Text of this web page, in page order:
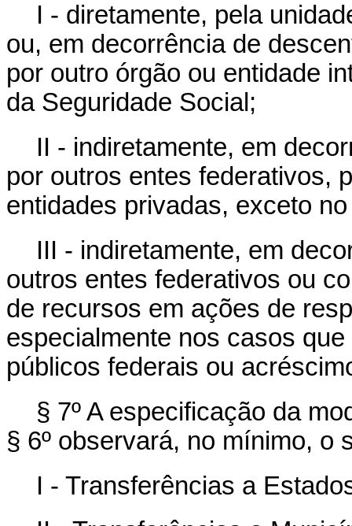
I - diretamente, pela
ou, em decorrência de
por outro órgão ou entidade
da Seguridade Social;
II - indiretamente, em
por outros entes federativos,
entidades privadas, exceto
III - indiretamente, em
outros entes federativos ou
de recursos em ações de
especialmente nos casos
públicos federais ou
§ 7º A especificação da
§ 6º observará, no mínimo, o
I - Transferências a